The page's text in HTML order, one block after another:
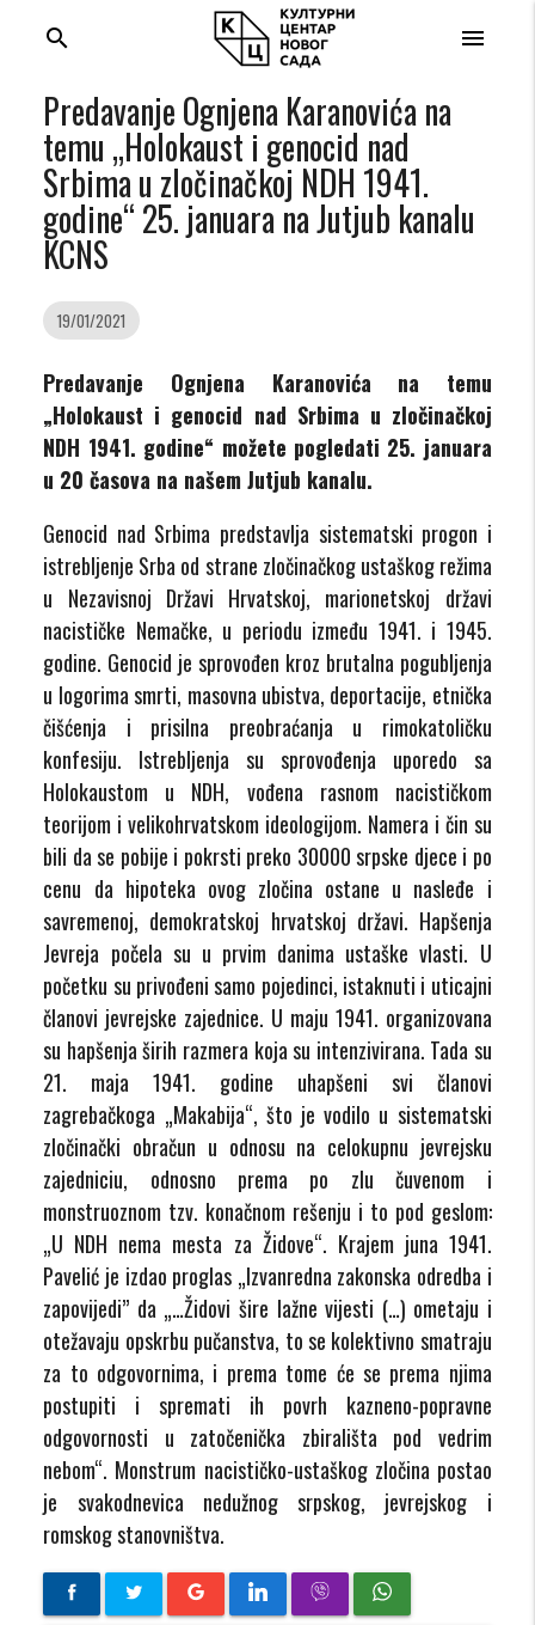
menu
search
Predavanje Ognjena Karanovića na
temu „Holokaust i genocid nad
Srbima u zločinačkoj NDH 1941.
godine“ 25. januara na Jutjub kanalu
KCNS
19/01/2021
Predavanje Ognjena Karanovića na temu
„Holokaust i genocid nad Srbima u zločinačkoj
NDH 1941. godine“ možete pogledati 25. januara
u 20 časova na našem Jutjub kanalu.
Genocid nad Srbima predstavlja sistematski progon i
istrebljenje Srba od strane zločinačkog ustaškog režima
u Nezavisnoj Državi Hrvatskoj, marionetskoj državi
nacističke Nemačke, u periodu između 1941. i 1945.
godine. Genocid je sprovođen kroz brutalna pogubljenja
u logorima smrti, masovna ubistva, deportacije, etnička
čišćenja i prisilna preobraćanja u rimokatoličku
konfesiju. Istrebljenja su sprovođenja uporedo sa
Holokaustom u NDH, vođena rasnom nacističkom
teorijom i velikohrvatskom ideologijom. Namera i čin su
bili da se pobije i pokrsti preko 30000 srpske djece i po
cenu da hipoteka ovog zločina ostane u nasleđe i
savremenoj, demokratskoj hrvatskoj državi. Hapšenja
Jevreja počela su u prvim danima ustaške vlasti. U
početku su privođeni samo pojedinci, istaknuti i uticajni
članovi jevrejske zajednice. U maju 1941. organizovana
su hapšenja širih razmera koja su intenzivirana. Tada su
21. maja 1941. godine uhapšeni svi članovi
zagrebačkoga „Makabija“, što je vodilo u sistematski
zločinački obračun u odnosu na celokupnu jevrejsku
zajedniciu, odnosno prema po zlu čuvenom i
monstruoznom tzv. konačnom rešenju i to pod geslom:
„U NDH nema mesta za Židove“. Krajem juna 1941.
Pavelić je izdao proglas „Izvanredna zakonska odredba i
zapovijedi” da „…Židovi šire lažne vijesti (…) ometaju i
otežavaju opskrbu pučanstva, to se kolektivno smatraju
za to odgovornima, i prema tome će se prema njima
postupiti i spremati ih povrh kazneno-popravne
odgovornosti u zatočenička zbirališta pod vedrim
nebom“. Monstrum nacističko-ustaškog zločina postao
je svakodnevica nedužnog srpskog, jevrejskog i
romskog stanovništva.